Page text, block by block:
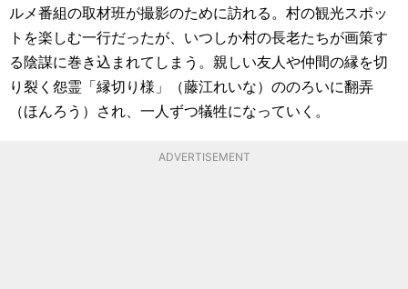
ルメ番組の取材班が撮影のために訪れる。村の観光スポッ
トを楽しむ一行だったが、いつしか村の長老たちが画策す
る陰謀に巻き込まれてしまう。親しい友人や仲間の縁を切
り裂く怨霊「縁切り様」（藤江れいな）ののろいに翻弄
（ほんろう）され、一人ずつ犠牲になっていく。
ADVERTISEMENT